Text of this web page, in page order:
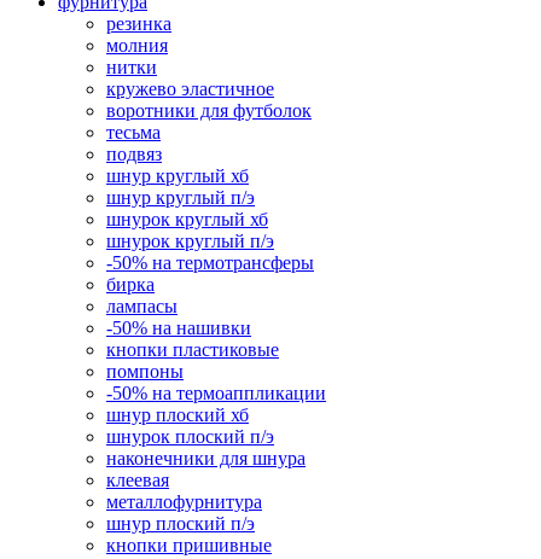
резинка
молния
нитки
кружево эластичное
воротники для футболок
тесьма
подвяз
шнур круглый хб
шнур круглый п/э
шнурок круглый хб
шнурок круглый п/э
-50% на термотрансферы
бирка
лампасы
-50% на нашивки
кнопки пластиковые
помпоны
-50% на термоаппликации
шнур плоский хб
шнурок плоский п/э
наконечники для шнура
клеевая
металлофурнитура
шнур плоский п/э
кнопки пришивные